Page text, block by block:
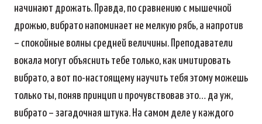
начинают дрожать. Правда, по сравнению с мышечной
дрожью, вибрато напоминает не мелкую рябь, а напротив
– спокойные волны средней величины. Преподаватели
вокала могут объяснить тебе только, как имитировать
вибрато, а вот по-настоящему научить тебя этому можешь
только ты, поняв принцип и прочувствовав это… да уж,
вибрато – загадочная штука. На самом деле у каждого